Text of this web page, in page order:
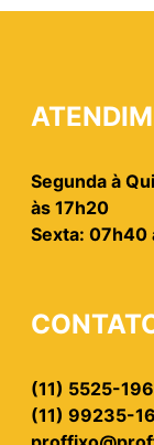
Segunda à
às 17h20
Sexta: 07h40
(11) 5525-
(11) 99235-